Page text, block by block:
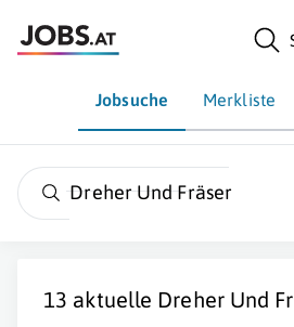
Jobsuche Merkliste
Dreher Und Fräser
13 aktuelle Dreher Und